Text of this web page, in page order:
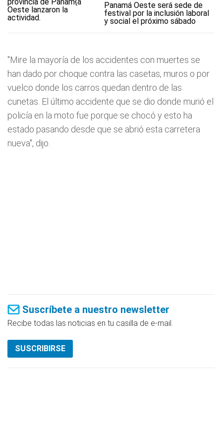
Panamá Oeste será sede de
festival por la inclusión laboral
y social el próximo sábado
"Mire la mayoría de los accidentes con muertes se
han dado por choque contra las casetas, muros o por
vuelco donde los carros quedan dentro de las
cunetas. El último accidente que se dio donde murió el
policía en la moto fue porque se chocó y esto ha
estado pasando desde que se abrió esta carretera
nueva", dijo.
Suscríbete a nuestro newsletter
Recibe todas las noticias en tu casilla de e-mail.
SUSCRIBIRSE